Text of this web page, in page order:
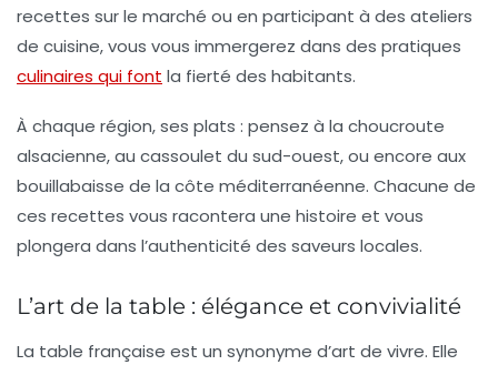
recettes sur le marché ou en participant à des ateliers
de cuisine, vous vous immergerez dans des pratiques
culinaires qui font la fierté des habitants.
À chaque région, ses plats : pensez à la choucroute
alsacienne, au cassoulet du sud-ouest, ou encore aux
bouillabaisse de la côte méditerranéenne. Chacune de
ces recettes vous racontera une histoire et vous
plongera dans l’authenticité des saveurs locales.
L’art de la table : élégance et convivialité
La table française est un synonyme d’art de vivre. Elle